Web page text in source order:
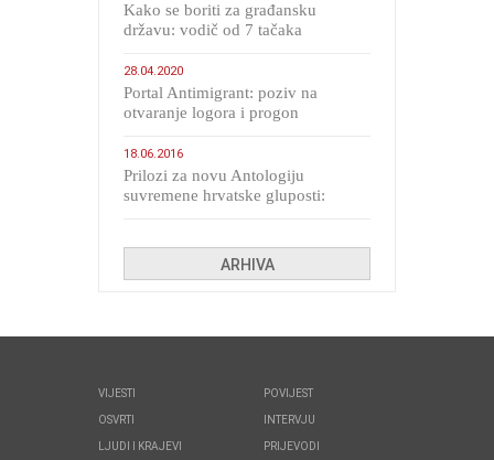
Kako se boriti za građansku
državu: vodič od 7 tačaka
28.04.2020
Portal Antimigrant: poziv na
otvaranje logora i progon
18.06.2016
Prilozi za novu Antologiju
suvremene hrvatske gluposti:
ARHIVA
VIJESTI
OSVRTI
LJUDI I KRAJEVI
POVIJEST
INTERVJU
PRIJEVODI